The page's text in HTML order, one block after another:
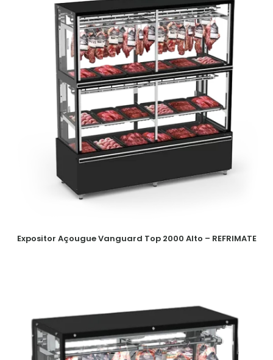
Expositor Açougue Vanguard Top 2000 Alto – REFRIMATE